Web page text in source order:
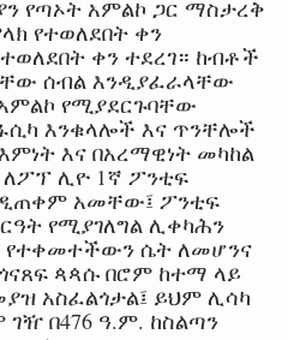
የጣኦት አምልኮ ጋር ማስታረቅ
የተወለደበት ቀን
ቀን ተደረገ። ከብቶች
ሰብል እንዲያፈራላቸው
የሚያደርጉባቸው
እንቁላሎች እና ጥንቸሎች
እና በአረማዊነት መካከል
ለፖፕ ሊዮ 1ኛ ፖንቲፍ
አመቸው፤ ፖንቲፍ
የሚያገለግል ሊቀካሕን
ሴት ለመሆንና
ጳጳሱ በሮም ከተማ ላይ
አስፈልጎታል፤ ይህም ሊሳካ
በ476 ዓ.ም. ከስልጣን